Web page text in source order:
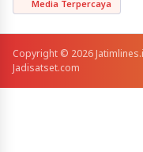
Media Terpercaya
Copyright © 2026
Jadisatset.com